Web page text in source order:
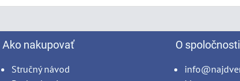
Ako nakupovať
Stručný návod
O spoločnosti